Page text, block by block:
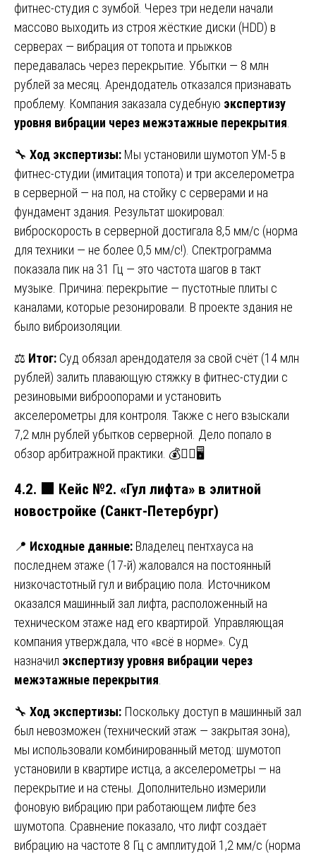
фитнес-студия с зумбой. Через три недели начали
массово выходить из строя жёсткие диски (HDD) в
серверах — вибрация от топота и прыжков
передавалась через перекрытие. Убытки — 8 млн
рублей за месяц. Арендодатель отказался признавать
проблему. Компания заказала судебную экспертизу
уровня вибрации через межэтажные перекрытия
🔧 Ход экспертизы: Мы установили шумотоп УМ-5 в
фитнес-студии (имитация топота) и три акселерометра
в серверной — на пол, на стойку с серверами и на
фундамент здания. Результат шокировал:
виброскорость в серверной достигала 8,5 мм/с (норма
для техники — не более 0,5 мм/с!). Спектрограмма
показала пик на 31 Гц — это частота шагов в такт
музыке. Причина: перекрытие — пустотные плиты с
каналами, которые резонировали. В проекте здания не
было виброизоляции.
⚖️ Итог: Суд обязал арендодателя за свой счёт (14 млн
рублей) залить плавающую стяжку в фитнес-студии с
резиновыми виброопорами и установить
акселерометры для контроля. Также с него взыскали
7,2 млн рублей убытков серверной. Дело попало в
обзор арбитражной практики. 💰🏋️‍♂️🖥️
4.2. 🟩 Кейс №2. «Гул лифта» в элитной
новостройке (Санкт-Петербург)
📍 Исходные данные: Владелец пентхауса на
последнем этаже (17-й) жаловался на постоянный
низкочастотный гул и вибрацию пола. Источником
оказался машинный зал лифта, расположенный на
техническом этаже над его квартирой. Управляющая
компания утверждала, что «всё в норме». Суд
назначил экспертизу уровня вибрации через
межэтажные перекрытия
🔧 Ход экспертизы: Поскольку доступ в машинный зал
был невозможен (технический этаж — закрытая зона),
мы использовали комбинированный метод: шумотоп
установили в квартире истца, а акселерометры — на
перекрытие и на стены. Дополнительно измерили
фоновую вибрацию при работающем лифте без
шумотопа. Сравнение показало, что лифт создаёт
вибрацию на частоте 8 Гц с амплитудой 1,2 мм/с (норма